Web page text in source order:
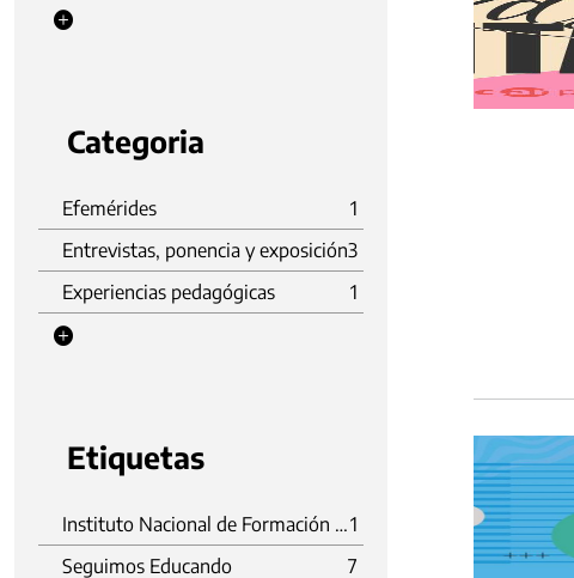
Categoria
Efemérides
1
Entrevistas, ponencia y exposición3
Experiencias pedagógicas
1
Etiquetas
Instituto Nacional de Formación Docente (INFoD)1
Seguimos Educando
7